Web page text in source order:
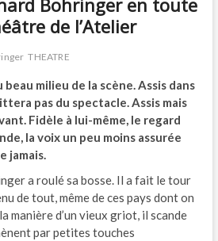
Bohringer en toute
de l’Atelier
THEATRE
milieu de la scène. Assis dans
pas du spectacle. Assis mais
Fidèle à lui-même, le regard
la voix un peu moins assurée
jamais.
a roulé sa bosse. Il a fait le tour
de tout, même de ces pays dont on
manière d’un vieux griot, il scande
par petites touches